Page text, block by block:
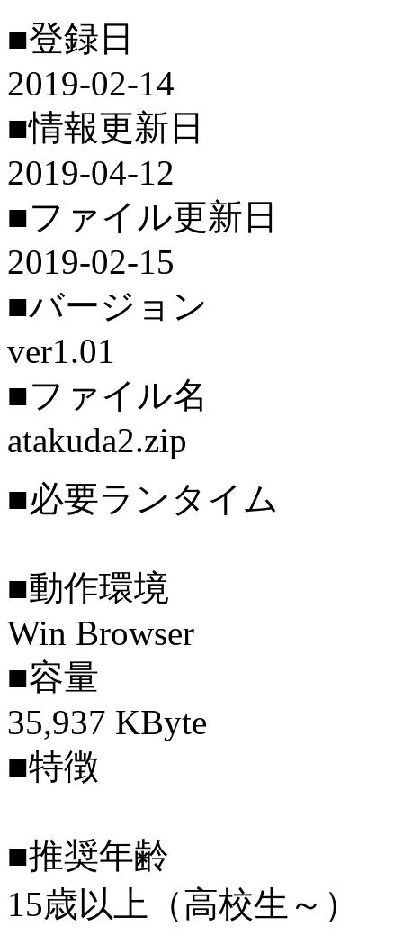
■登録日
2019-02-14
■情報更新日
2019-04-12
■ファイル更新日
2019-02-15
■バージョン
ver1.01
■ファイル名
atakuda2.zip
■必要ランタイム
■動作環境
Win Browser
■容量
35,937 KByte
■特徴
■推奨年齢
15歳以上（高校生～）